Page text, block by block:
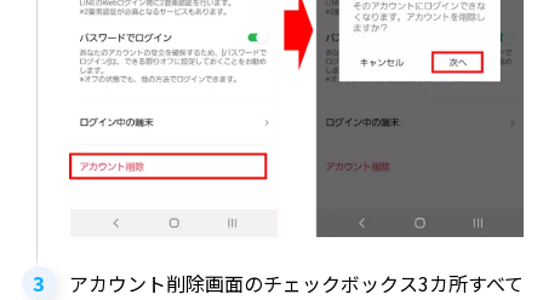
アカウント削除画面のチェックボックス3カ所すべて